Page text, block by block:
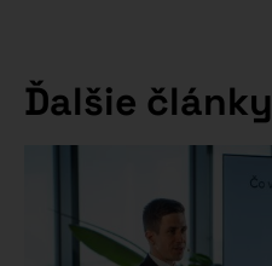
Ďalšie články